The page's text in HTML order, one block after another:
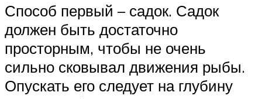
Способ первый – садок. Садок
должен быть достаточно
просторным, чтобы не очень
сильно сковывал движения рыбы.
Опускать его следует на глубину